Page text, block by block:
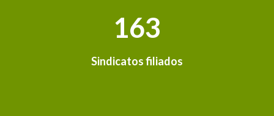
163
Sindicatos filiados